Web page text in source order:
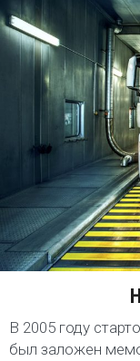
В 2005 году
был заложен